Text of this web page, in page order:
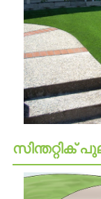
സിന്തറ്റിക്